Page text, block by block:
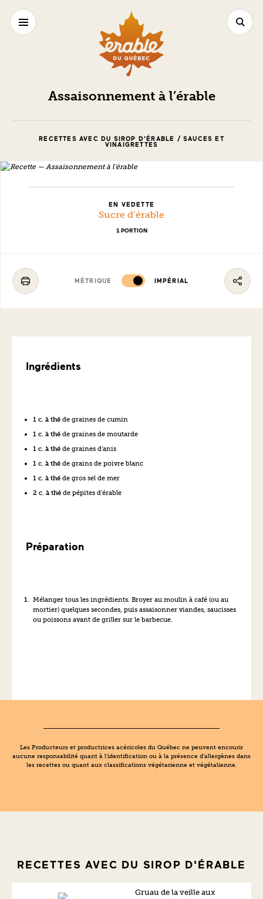
Assaisonnement à l’érable
RECETTES AVEC DU SIROP D'ÉRABLE / SAUCES ET
VINAIGRETTES
EN VEDETTE
Sucre d’érable
1 PORTION
MÉTRIQUE IMPÉRIAL
Ingrédients
1 c. à thé de graines de cumin
1 c. à thé de graines de moutarde
1 c. à thé de graines d’anis
1 c. à thé de grains de poivre blanc
1 c. à thé de gros sel de mer
2 c. à thé de pépites d’érable
Préparation
Mélanger tous les ingrédients. Broyer au moulin à café (ou au
mortier) quelques secondes, puis assaisonner viandes, saucisses
ou poissons avant de griller sur le barbecue.
Les Producteurs et productrices acéricoles du Québec ne peuvent encourir
aucune responsabilité quant à l’identification ou à la présence d’allergènes dans
les recettes ou quant aux classifications végétarienne et végétalienne.
RECETTES AVEC DU SIROP D'ÉRABLE
Gruau de la veille aux